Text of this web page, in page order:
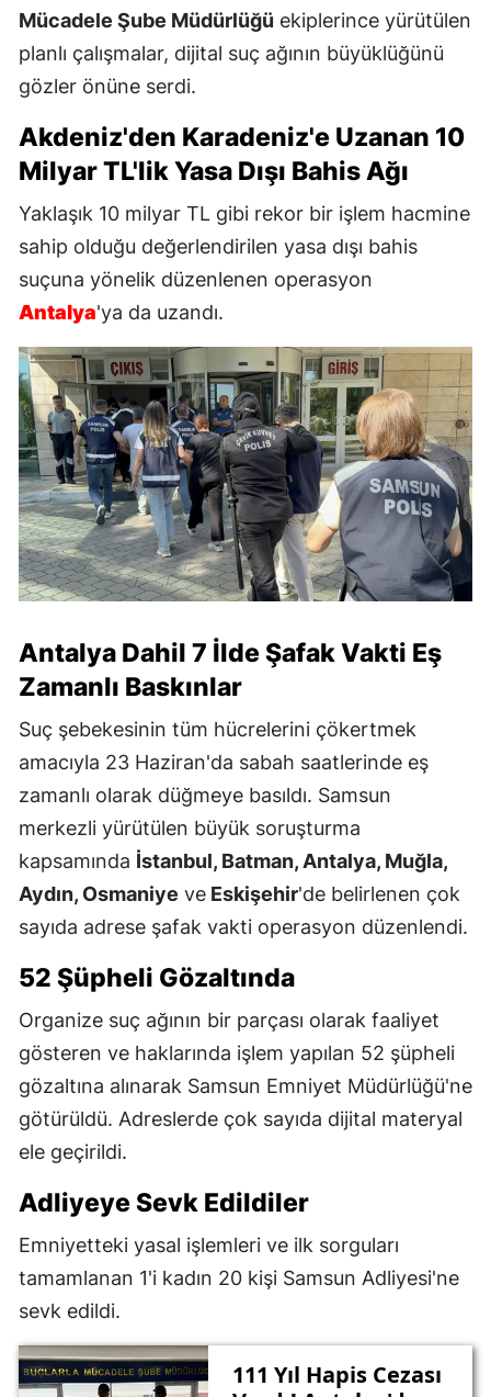
Mücadele Şube Müdürlüğü ekiplerince yürütülen
planlı çalışmalar, dijital suç ağının büyüklüğünü
gözler önüne serdi.
Akdeniz'den Karadeniz'e Uzanan 10
Milyar TL'lik Yasa Dışı Bahis Ağı
Yaklaşık 10 milyar TL gibi rekor bir işlem hacmine
sahip olduğu değerlendirilen yasa dışı bahis
suçuna yönelik düzenlenen operasyon
Antalya'ya da uzandı.
Antalya Dahil 7 İlde Şafak Vakti Eş
Zamanlı Baskınlar
Suç şebekesinin tüm hücrelerini çökertmek
amacıyla 23 Haziran'da sabah saatlerinde eş
zamanlı olarak düğmeye basıldı. Samsun
merkezli yürütülen büyük soruşturma
kapsamında İstanbul, Batman, Antalya, Muğla,
Aydın, Osmaniye ve Eskişehir'de belirlenen çok
sayıda adrese şafak vakti operasyon düzenlendi.
52 Şüpheli Gözaltında
Organize suç ağının bir parçası olarak faaliyet
gösteren ve haklarında işlem yapılan 52 şüpheli
gözaltına alınarak Samsun Emniyet Müdürlüğü'ne
götürüldü. Adreslerde çok sayıda dijital materyal
ele geçirildi.
Adliyeye Sevk Edildiler
Emniyetteki yasal işlemleri ve ilk sorguları
tamamlanan 1'i kadın 20 kişi Samsun Adliyesi'ne
sevk edildi.
111 Yıl Hapis Cezası